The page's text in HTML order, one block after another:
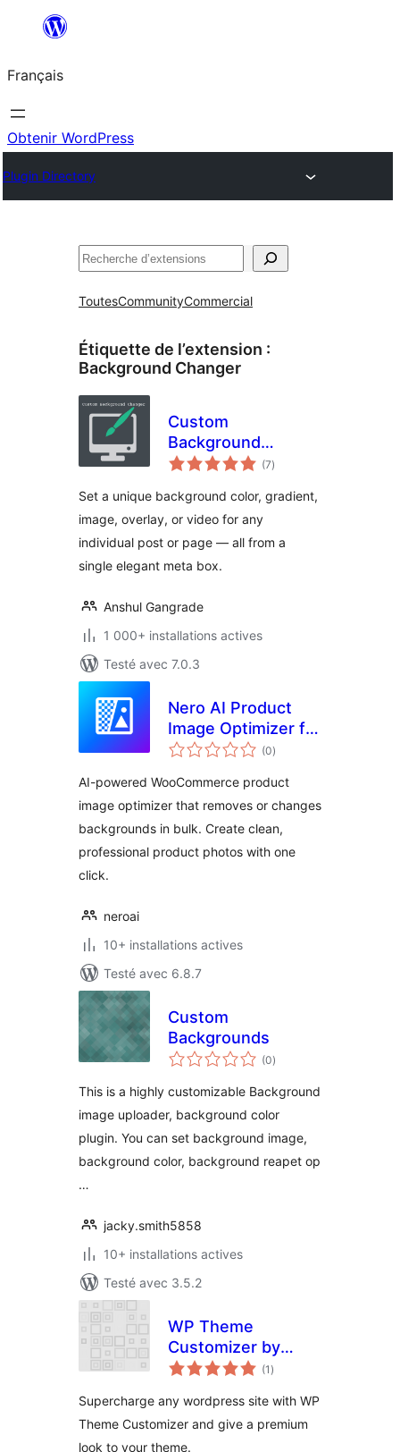
contenu
Français
Obtenir WordPress
Plugin Directory
Rechercher
ToutesCommunityCommercial
Étiquette de l’extension :
Background Changer
Custom
Background
Changer
(7notes
en
)
Set a unique background color, gradient,
image, overlay, or video for any
individual post or page — all from a
single elegant meta box.
Anshul Gangrade
1 000+ installations actives
Testé avec 7.0.3
Nero AI Product
Image Optimizer for
WooCommerce
(0notes
en
)
AI-powered WooCommerce product
image optimizer that removes or changes
backgrounds in bulk. Create clean,
professional product photos with one
click.
neroai
10+ installations actives
Testé avec 6.8.7
Custom
Backgrounds
(0notes
en
)
This is a highly customizable Background
image uploader, background color
plugin. You can set background image,
background color, background reapet op
…
jacky.smith5858
10+ installations actives
Testé avec 3.5.2
WP Theme
Customizer by
phpbaba
(1 notes
en
)
Supercharge any wordpress site with WP
Theme Customizer and give a premium
look to your theme.